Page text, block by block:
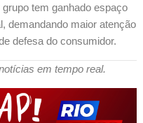
tem ganhado espaço
demandando maior atenção
defesa do consumidor.
em tempo real.